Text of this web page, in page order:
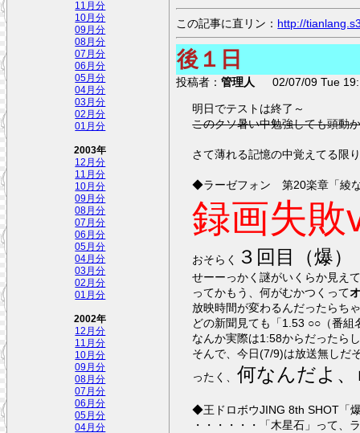
11月分
10月分
09月分
08月分
07月分
06月分
05月分
04月分
03月分
02月分
01月分
2003年
12月分
11月分
10月分
09月分
08月分
07月分
06月分
05月分
04月分
03月分
02月分
01月分
2002年
12月分
11月分
10月分
09月分
08月分
07月分
06月分
05月分
04月分
この記事に直リン： http://
後１日
投稿者：管理人 02/07/09 Tue
明日でテストは終了～
このクソ暑い中勉強しても頭動
さて薄れる記憶の中覚えてる限
◆ラーゼフォン 第20楽章「綾
録画失敗
おそらく ３回目（爆）
せーーっかく謎がいくらか見え
ってかもう、何がむかつくって
放映時間が変わるんだったらち
どの新聞見
なんか実際は1:58からだったら
そんで、今日(7/9)は放送無しだ
ったく、何なんだよ
◆王ドロボウ
・・・・・・「木星石」って、